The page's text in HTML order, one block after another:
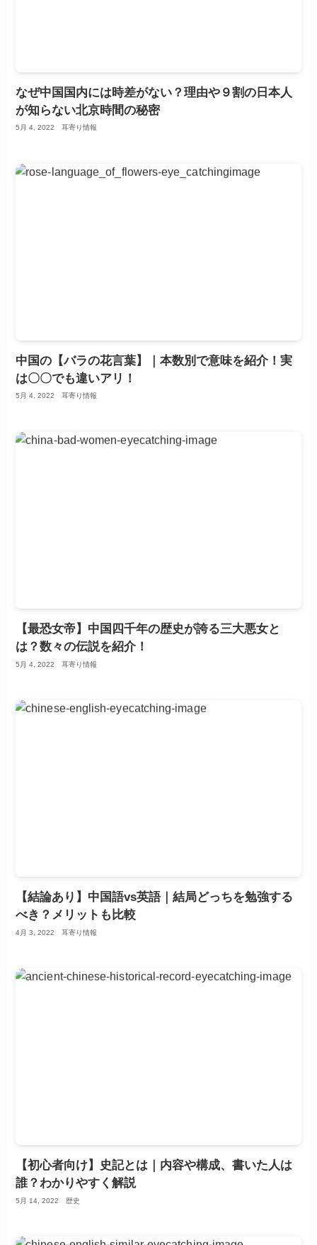
なぜ中国国内には時差がない？理由や９割の日本人
が知らない北京時間の秘密
5月 4, 2022 耳寄り情報
中国の【バラの花言葉】｜本数別で意味を紹介！実
は〇〇でも違いアリ！
5月 4, 2022 耳寄り情報
【最恐女帝】中国四千年の歴史が誇る三大悪女と
は？数々の伝説を紹介！
5月 4, 2022 耳寄り情報
【結論あり】中国語vs英語｜結局どっちを勉強する
べき？メリットも比較
4月 3, 2022 耳寄り情報
【初心者向け】史記とは｜内容や構成、書いた人は
誰？わかりやすく解説
5月 14, 2022 歴史